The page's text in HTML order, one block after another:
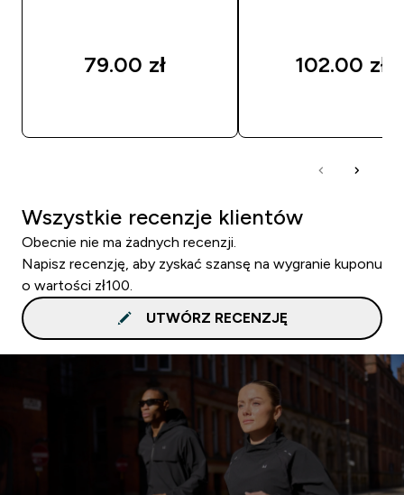
79.00 zł‎ 102.00 zł‎
Wszystkie recenzje klientów
Obecnie nie ma żadnych recenzji.
Napisz recenzję, aby zyskać szansę na wygranie kuponu
o wartości zł100.
UTWÓRZ RECENZJĘ